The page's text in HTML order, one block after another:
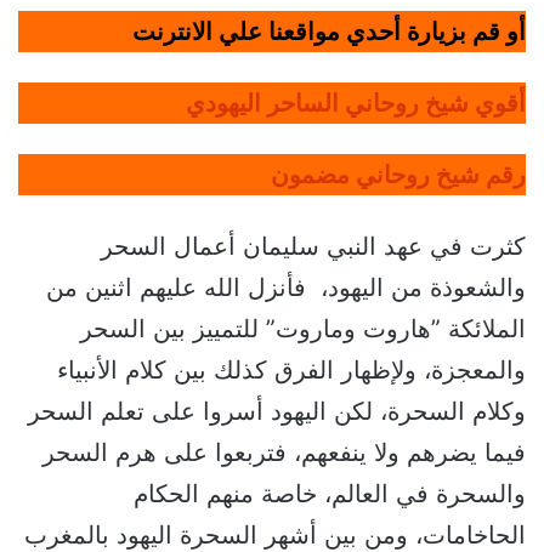
أو قم بزيارة أحدي مواقعنا علي الانترنت
أقوي شيخ روحاني الساحر اليهودي
رقم شيخ روحاني مضمون
كثرت في عهد النبي سليمان أعمال السحر
والشعوذة من اليهود، فأنزل الله عليهم اثنين من
الملائكة ”هاروت وماروت” للتمييز بين السحر
والمعجزة، ولإظهار الفرق كذلك بين كلام الأنبياء
وكلام السحرة، لكن اليهود أسروا على تعلم السحر
فيما يضرهم ولا ينفعهم، فتربعوا على هرم السحر
والسحرة في العالم، خاصة منهم الحكام
الحاخامات، ومن بين أشهر السحرة اليهود بالمغرب